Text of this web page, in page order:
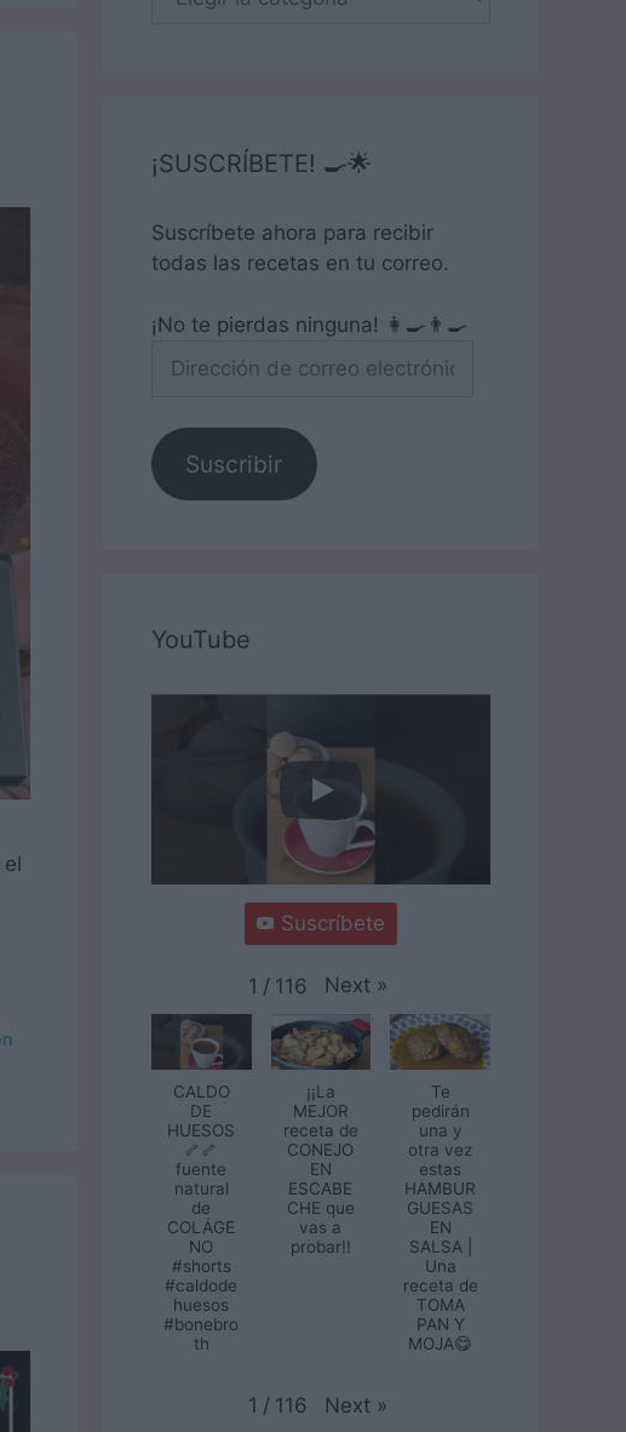
¡SUSCRÍBETE! 🍳🌟
Suscríbete ahora para recibir
todas las recetas en tu correo.
¡No te pierdas ninguna! 👩‍🍳👨‍🍳
de
electrónico
Suscribir
YouTube
Suscríbete
1 / 116 Next »
CALDO
DE
HUESOS
🦴🦴
fuente
natural
de
COLÁGE
NO
#shorts
#caldode
huesos
#bonebro
th
¡¡La
MEJOR
receta de
CONEJO
EN
ESCABE
CHE que
vas a
probar!!
Te
pedirán
una y
otra vez
estas
HAMBUR
GUESAS
EN
SALSA |
Una
receta de
TOMA
PAN Y
MOJA😋
1 / 116 Next »